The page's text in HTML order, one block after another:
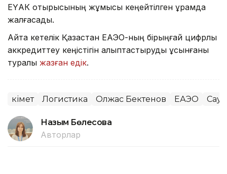
ЕҮАК отырысының жұмысы кеңейтілген құрамда
жалғасады.
Айта кетелік Қазақстан ЕАЭО-ның бірыңғай цифрлық
аккредиттеу кеңістігін қалыптастыруды ұсынғаны
туралы жазған едік.
Үкімет Логистика Олжас Бектенов ЕАЭО
Назым Бөлесова
Авторлар